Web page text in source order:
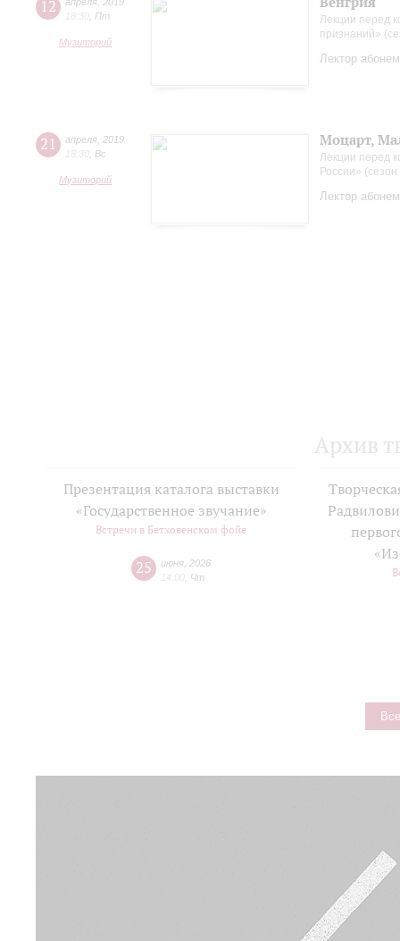
12
18:30 Пт
Музиторий
Лекции перед
признаний»
Лектор
21 апреля 2019
18:30 Вс
Музиторий
Моцарт,
Лекции перед
России»
Лектор
Архив
Презентация каталога выставки
«Государственное звучание»
Встречи в Бетховенском фойе
25 июня 2026
14:00 Чт